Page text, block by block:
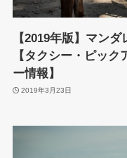
【2019年版】マン
【タクシー・ピッ
ー情報】
2019年3月23日